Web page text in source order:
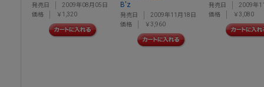
発売日
2009年08月05日
価格
￥1,320
B'z
発売日
2009年11月18日
価格
￥3,960
発売日
2009年
価格
￥3,080